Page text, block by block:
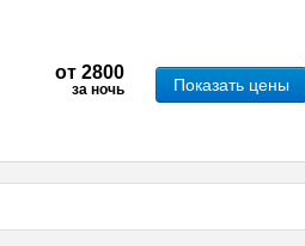
от 2800
за ночь Показать цены